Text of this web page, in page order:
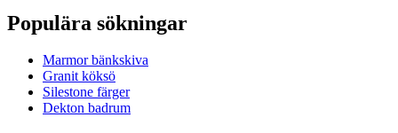
Populära sökningar
Marmor bänkskiva
Granit köksö
Silestone färger
Dekton badrum